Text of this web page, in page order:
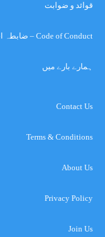
قوائد و ضوابت
Code of Conduct – ضابطہ اخلاق
ہمارے بارے میں
Contact Us
Terms & Conditions
About Us
Privacy Policy
Join Us